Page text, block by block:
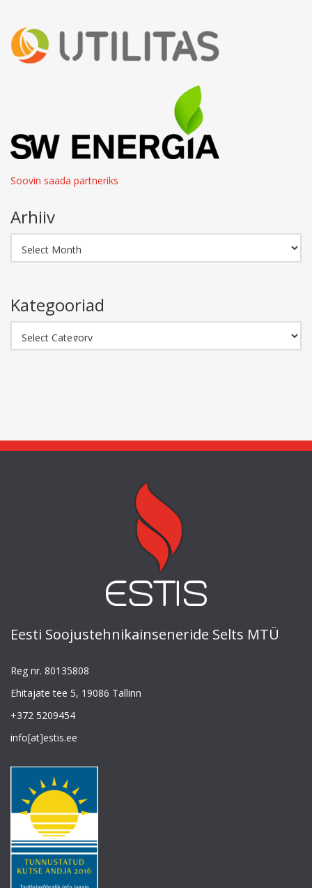
Soovin saada partneriks
Arhiiv
Kategooriad
Eesti Soojustehnikainseneride Selts MTÜ
Reg nr. 80135808
Ehitajate tee 5, 19086 Tallinn
+372 5209454
info[at]estis.ee